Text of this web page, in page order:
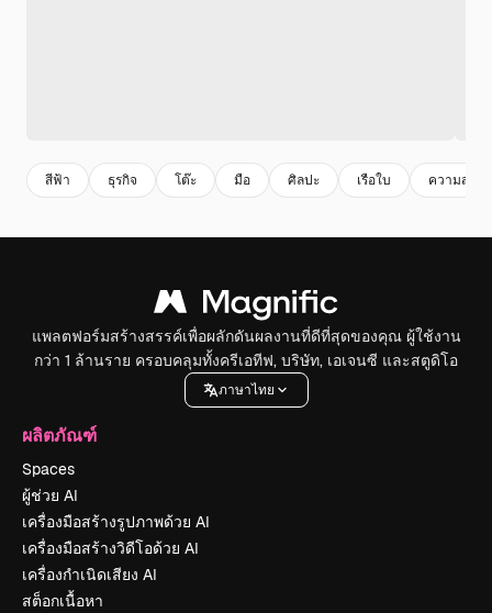
สีฟ้า ธุรกิจ โต๊ะ มือ ศิลปะ เรือใบ ความสําเร็
แพลตฟอร์มสร้างสรรค์เพื่อผลักดันผลงานที่ดีที่สุดของคุณ ผู้ใช้งาน
กว่า 1 ล้านราย ครอบคลุมทั้งครีเอทีฟ, บริษัท, เอเจนซี และสตูดิโอ
ภาษาไทย
ผลิตภัณฑ์
Spaces
ผู้ช่วย AI
เครื่องมือสร้างรูปภาพด้วย AI
เครื่องมือสร้างวิดีโอด้วย AI
เครื่องกำเนิดเสียง AI
สต็อกเนื้อหา